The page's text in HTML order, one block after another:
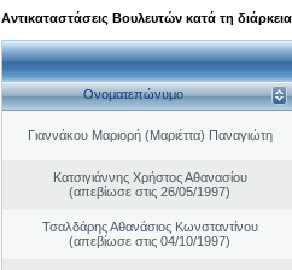
Αντικαταστάσεις Βουλευτών κατά τη
Ονοματεπώνυμο
Γιαννάκου Μαριορή (Μαριέττα) Παναγιώτη
Κατσιγιάννης Χρήστος Αθανασίου
(απεβίωσε στις 26/05/1997)
Τσαλδάρης Αθανάσιος Κωνσταντίνου
(απεβίωσε στις 04/10/1997)